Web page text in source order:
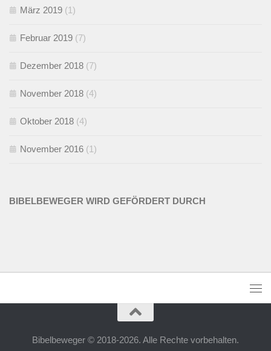
März 2019 (1)
Februar 2019 (7)
Dezember 2018 (7)
November 2018 (4)
Oktober 2018 (4)
November 2016 (1)
BIBELBEWEGER WIRD GEFÖRDERT DURCH
Bibelbeweger © 2018-2026. Alle Rechte vorbehalten.